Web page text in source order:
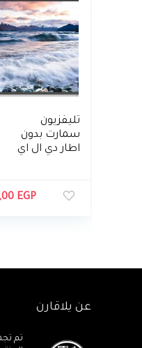
تليفزيون
سمارت بدون
اطار دي ال اي
مدمج من
EGP
عن يلاقارن
تم